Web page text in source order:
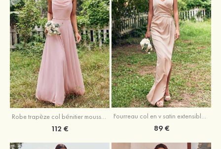
112 €
Fourreau col en v satin extensible asymétrique robe de demoiselle d'honneur
89 €